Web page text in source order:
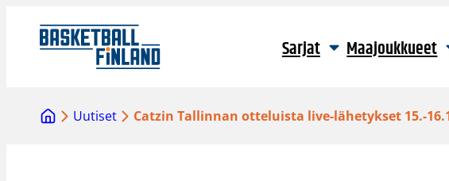
sisältöön
Sarjat Maajoukkueet
Uutiset Catzin Tallinnan otteluista live-lähetykset 15.-